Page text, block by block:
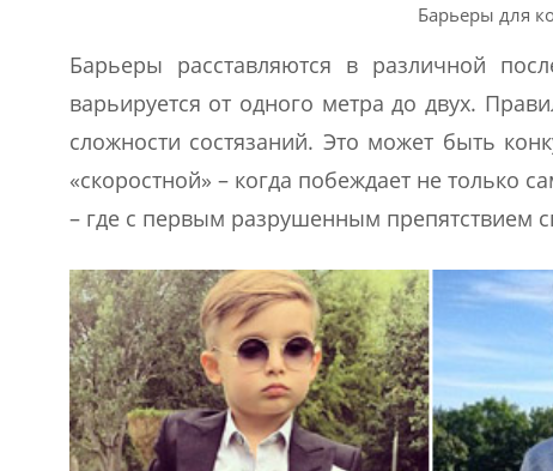
Барьеры для
Барьеры расставляются в различной
варьируется от одного метра до двух.
сложности состязаний. Это может быть
«скоростной» – когда побеждает не
– где с первым разрушенным препятствием